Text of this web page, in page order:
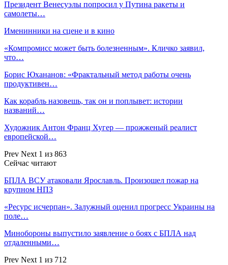
Президент Венесуэлы попросил у Путина ракеты и
самолеты…
Именинники на сцене и в кино
«Компромисс может быть болезненным». Кличко заявил,
что…
Борис Юхананов: «Фрактальный метод работы очень
продуктивен…
Как корабль назовешь, так он и поплывет: истории
названий…
Художник Антон Франц Хугер — прожженый реалист
европейской…
Prev Next 1 из 863
Сейчас читают
БПЛА ВСУ атаковали Ярославль. Произошел пожар на
крупном НПЗ
«Ресурс исчерпан». Залужный оценил прогресс Украины на
поле…
Минобороны выпустило заявление о боях с БПЛА над
отдаленными…
Prev Next 1 из 712